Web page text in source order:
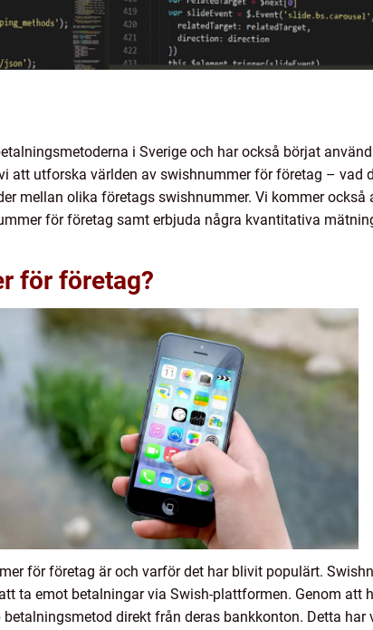
i Sverige och har också börjat
att utforska världen av swishnummer för företag – vad
mellan olika företags swishnummer. Vi kommer
för företag samt erbjuda några kvantitativa
för företag?
för företag är och varför det har blivit populärt.
ta emot betalningar via Swish-plattformen. Genom att
direkt från deras bankkonton. Detta